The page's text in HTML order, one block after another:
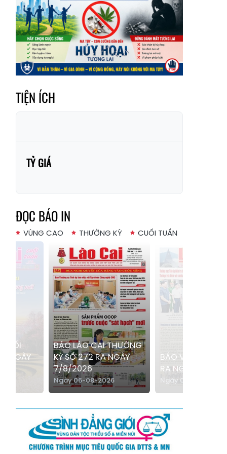
Hum
Xã Dền Sáng
Xã Y Tý
Xã A Mú Sung
Xã Trịnh Tường
Xã Nậm Chày
Xã Bản Xèo
Xã Bát Xát
Xã Võ Lao
Xã Nghĩa Đô
Xã Bảo Hà
Xã Bản Hồ
Xã Tả Van
Xã Tả Phìn
Xã Cốc Lầu
Xã Bảo Nhai
Xã Bản Liền
Xã Bắc Hà
Xã Tả Củ Tỷ
Xã Lùng Phình
Xã Pha Long
Xã Mường
Khương
Xã Bản Lầu
Xã Cao Sơn
Xã Si Ma Cai
Xã Sín Chéng
Xã Nậm Xé
Sơn
Xã Lao Chải
Xã Nậm Có
Xã Tà Xi Láng
Xã Cát Thịnh
TIỆN ÍCH
TỶ GIÁ
ĐỌC BÁO IN
VÙNG CAO THƯỜNG KỲ CUỐI TUẦN
NGÀY
BÁO LÀO CAI THƯỜNG
KỲ SỐ 272 RA NGÀY
7/8/2026
Ngày 06-08-2026
BÁO VÙNG CAO
RA NGÀY 9/8/
Ngày 07-08-2026